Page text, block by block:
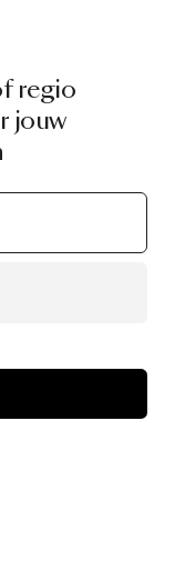
regio
jouw